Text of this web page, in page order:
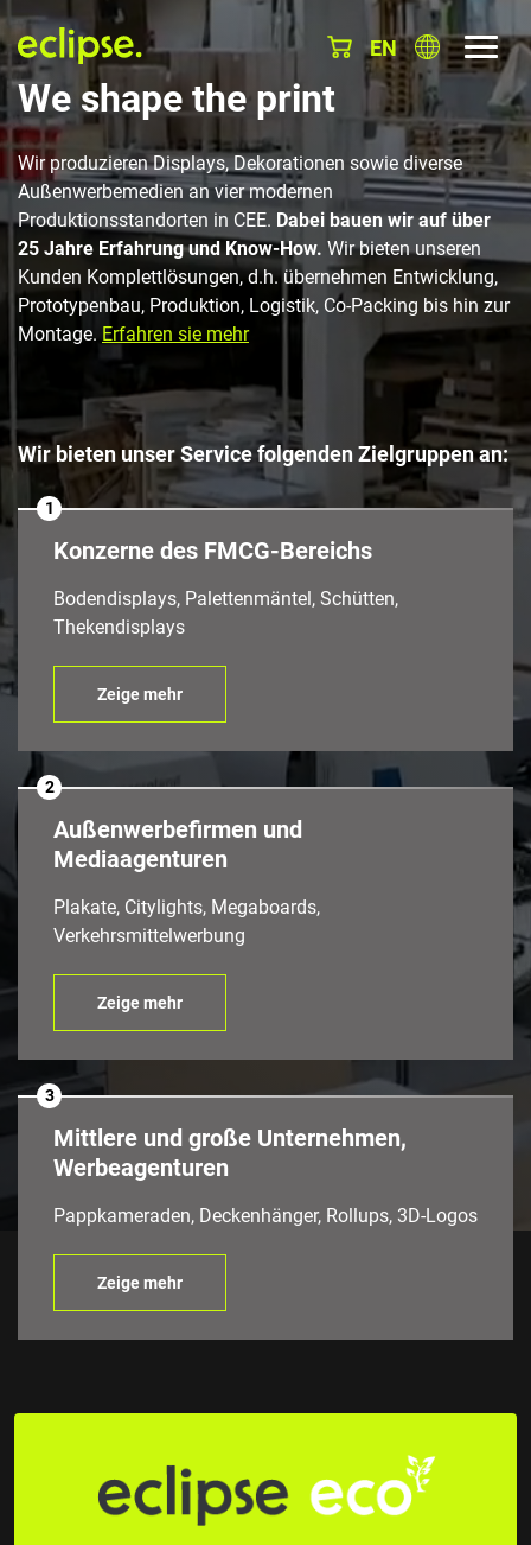
EN
We shape the print
Wir produzieren Displays, Dekorationen sowie diverse
Außenwerbemedien an vier modernen
Produktionsstandorten in CEE. Dabei bauen wir auf über
25 Jahre Erfahrung und Know-How. Wir bieten unseren
Kunden Komplettlösungen, d.h. übernehmen Entwicklung,
Prototypenbau, Produktion, Logistik, Co-Packing bis hin zur
Montage. Erfahren sie mehr
Wir bieten unser Service folgenden Zielgruppen an:
1
Konzerne des FMCG-Bereichs
Bodendisplays, Palettenmäntel, Schütten,
Thekendisplays
Zeige mehr
2
Außenwerbefirmen und
Mediaagenturen
Plakate, Citylights, Megaboards,
Verkehrsmittelwerbung
Zeige mehr
3
Mittlere und große Unternehmen,
Werbeagenturen
Pappkameraden, Deckenhänger, Rollups, 3D-Logos
Zeige mehr